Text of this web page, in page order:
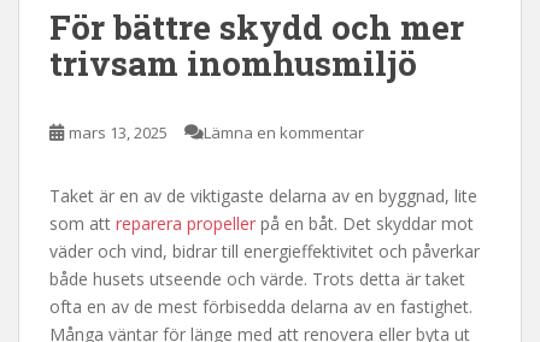
För bättre skydd och mer
trivsam inomhusmiljö
mars 13, 2025 Lämna en kommentar
Taket är en av de viktigaste delarna av en byggnad, lite
som att reparera propeller på en båt. Det skyddar mot
väder och vind, bidrar till energieffektivitet och påverkar
både husets utseende och värde. Trots detta är taket
ofta en av de mest förbisedda delarna av en fastighet.
Många väntar för länge med att renovera eller byta ut